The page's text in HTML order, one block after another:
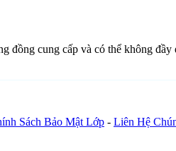
đồng cung cấp và có thể không
Sách Bảo Mật Lớp - Liên Hệ